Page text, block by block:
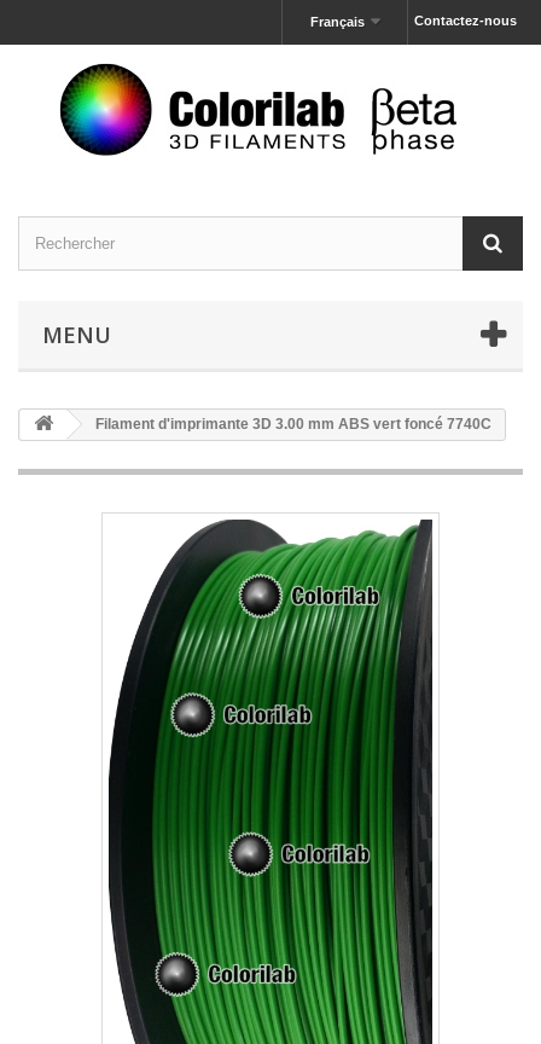
Contactez-nous
Français
MENU
Filament d'imprimante 3D 3.00 mm ABS vert foncé 7740C